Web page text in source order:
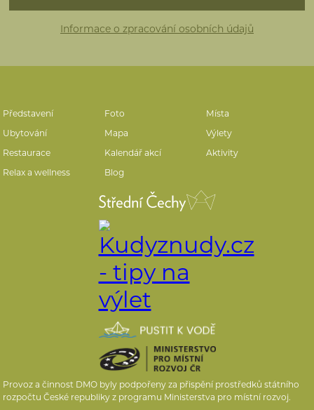
Informace o zpracování osobních údajů
Představení Foto
Místa
Ubytování
Mapa
Výlety
Restaurace
Kalendář akcí
Aktivity
Relax a wellness
Blog
Provoz a činnost DMO byly podpořeny za přispění prostředků státního
rozpočtu České republiky z programu Ministerstva pro místní rozvoj.